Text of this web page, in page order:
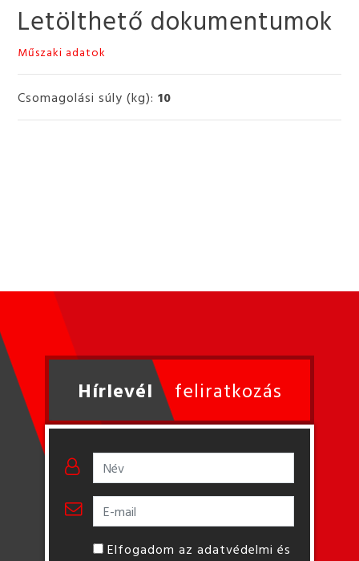
Letölthető dokumentumok
Műszaki adatok
Csomagolási súly (kg):10
Hírlevél feliratkozás
Elfogadom az adatvédelmi és